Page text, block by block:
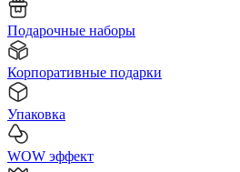
Подарочные наборы
Корпоративные подарки
Упаковка
WOW эффект